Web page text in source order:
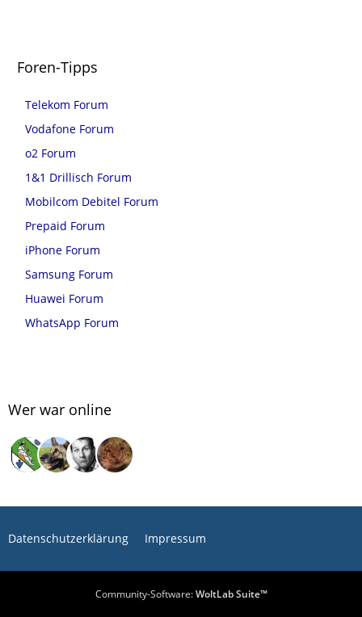
Foren-Tipps
Telekom Forum
Vodafone Forum
o2 Forum
1&1 Drillisch Forum
Mobilcom Debitel Forum
Prepaid Forum
iPhone Forum
Samsung Forum
Huawei Forum
WhatsApp Forum
Wer war online
Datenschutzerklärung Impressum
Community-Software:WoltLab Suite™